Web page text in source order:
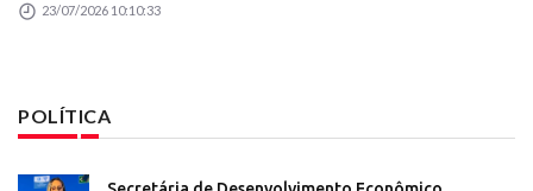
23/07/2026 10:10:33
POLÍTICA